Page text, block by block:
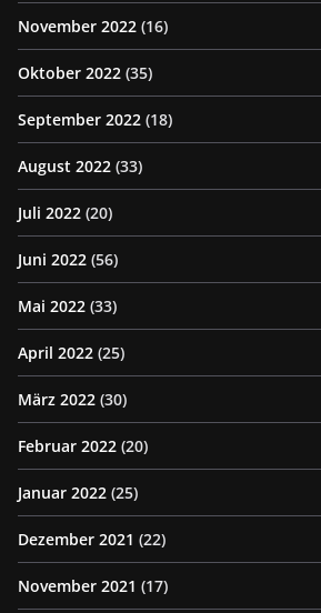
November 2022 (16)
Oktober 2022 (35)
September 2022 (18)
August 2022 (33)
Juli 2022 (20)
Juni 2022 (56)
Mai 2022 (33)
April 2022 (25)
März 2022 (30)
Februar 2022 (20)
Januar 2022 (25)
Dezember 2021 (22)
November 2021 (17)